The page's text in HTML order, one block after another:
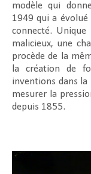
modèle qui
1949 qui a
connecté.
malicieux, une
procède de la
la création de
inventions dans
mesurer la
depuis 1855.